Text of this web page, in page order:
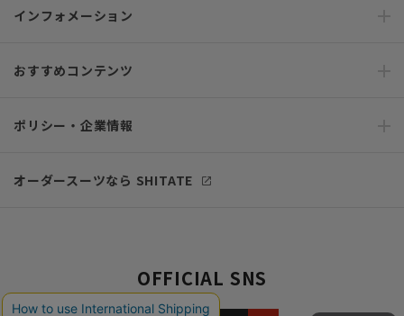
インフォメーション
おすすめコンテンツ
ポリシー・企業情報
オーダースーツなら SHITATE
OFFICIAL SNS